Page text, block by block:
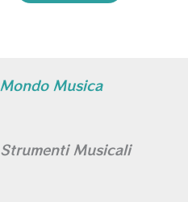
Mondo Musica
Strumenti Musicali